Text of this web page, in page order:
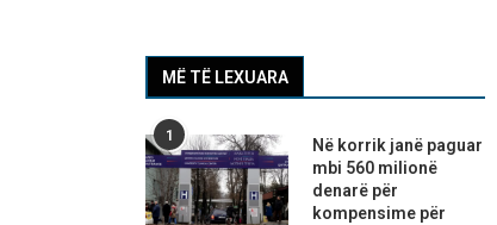
MË TË LEXUARA
1
Në korrik janë paguar
mbi 560 milionë
denarë për
kompensime për